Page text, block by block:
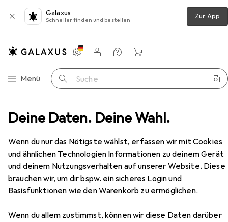
Deine Daten. Deine Wahl.
Wenn du nur das Nötigste wählst, erfassen wir mit Cookies
und ähnlichen Technologien Informationen zu deinem Gerät
und deinem Nutzungsverhalten auf unserer Website. Diese
brauchen wir, um dir bspw. ein sicheres Login und
Basisfunktionen wie den Warenkorb zu ermöglichen.
Wenn du allem zustimmst, können wir diese Daten darüber
Galaxus
Schneller finden und bestellen Zur App
Navigation nach Kategorien
Menü Suche
Einstellungen
Kundenkonto
Vergleichslisten
Merklisten
Warenkorb
Türgriff + Türgarnitur Heusser Dorne
EUR
15,90
Heusser Dorne
Türgriff
Zubehör für Heusser Dorne